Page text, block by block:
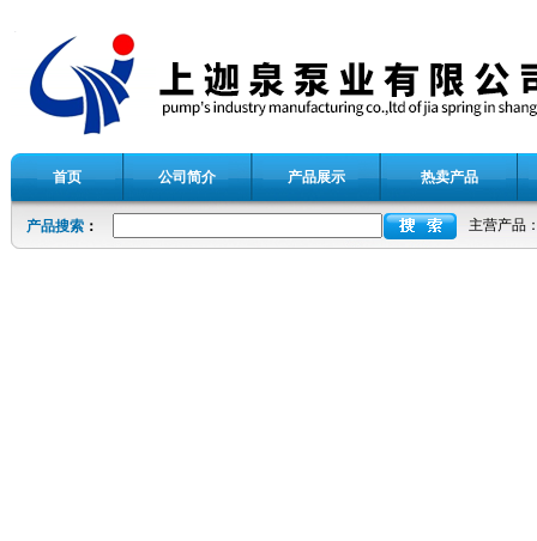
首页 公司简介 产品展示 热卖产品
产品搜索： 主营产品